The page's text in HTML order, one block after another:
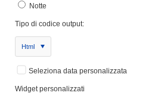
Notte
Tipo di codice output:
Html
Seleziona data personalizzata
Widget personalizzati